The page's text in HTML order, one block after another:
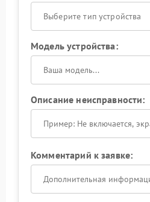
Выберите тип устройства
Модель устройства:
Описание неисправности:
Комментарий к заявке: